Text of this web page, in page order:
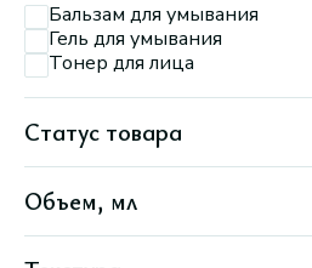
Бальзам для умывания
Гель для умывания
Тонер для лица
Статус товара
Новинка
Объем, мл